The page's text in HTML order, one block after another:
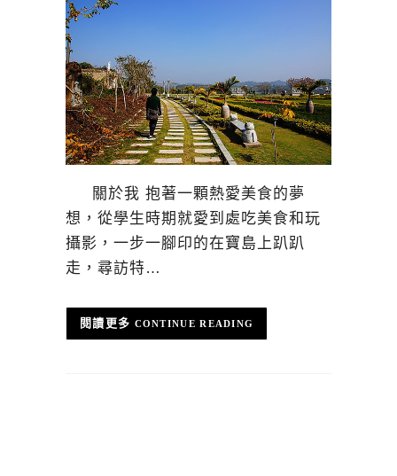
關於我 抱著一顆熱愛美食的夢
想，從學生時期就愛到處吃美食和玩
攝影，一步一腳印的在寶島上趴趴
走，尋訪特…
CONTINUE READING